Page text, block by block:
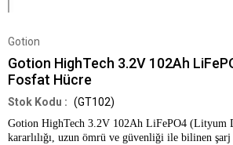
Gotion
Gotion HighTech 3.2V 102Ah
Fosfat Hücre
(GT102)
Gotion HighTech 3.2V 102Ah LiFePO4 (Lityum
kararlılığı, uzun ömrü ve güvenliği ile bilinen